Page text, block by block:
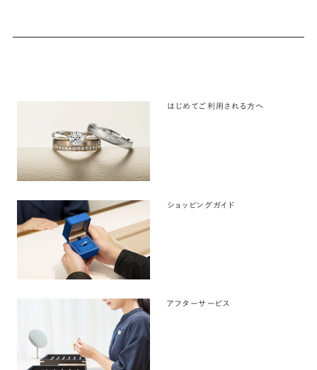
はじめてご利用される方へ
ショッピングガイド
アフターサービス